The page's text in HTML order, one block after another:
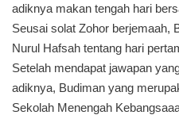
adiknya makan tengah hari
Seusai solat Zohor berjemaah,
Nurul Hafsah tentang hari
Setelah mendapat jawapan
adiknya, Budiman yang
Sekolah Menengah